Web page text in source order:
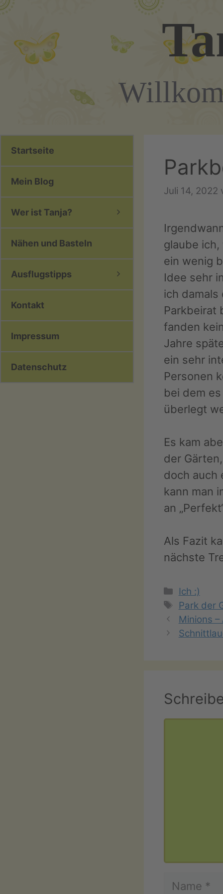
Zum
springen
Juli 14, 2022
glaube
ein wenig
Idee sehr
ich damals
Parkbeirat
fanden
Jahre
ein sehr
Personen
bei dem
überlegt
Es kam
der
doch auch
kann man
an
Als Fazit
nächste
Kategorien
Ich :)
Park der
Minions
Name
Startseite
Mein Blog
Wer ist Tanja?
Nähen und Basteln
Ausflugstipps
Kontakt
Impressum
Datenschutz